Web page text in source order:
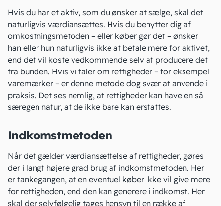
Hvis du har et aktiv, som du ønsker at sælge, skal det
naturligvis værdiansættes. Hvis du benytter dig af
omkostningsmetoden – eller køber gør det – ønsker
han eller hun naturligvis ikke at betale mere for aktivet,
end det vil koste vedkommende selv at producere det
fra bunden. Hvis vi taler om rettigheder – for eksempel
varemærker – er denne metode dog svær at anvende i
praksis. Det ses nemlig, at rettigheder kan have en så
særegen natur, at de ikke bare kan erstattes.
Indkomstmetoden
Når det gælder værdiansættelse af rettigheder, gøres
der i langt højere grad brug af indkomstmetoden. Her
er tankegangen, at en eventuel køber ikke vil give mere
for rettigheden, end den kan generere i indkomst. Her
skal der selvfølgelig tages hensyn til en række af